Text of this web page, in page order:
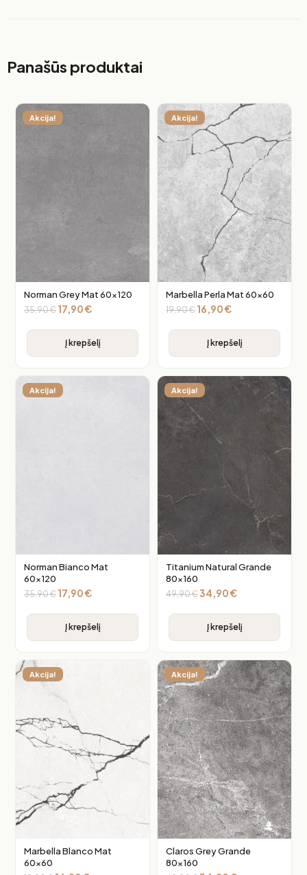
Panašūs produktai
Akcija!
Norman Grey Mat 60×120
35,90€ 17,90€
Į krepšelį
Akcija!
Marbella Perla Mat 60×60
19,90€ 16,90€
Į krepšelį
Akcija!
Norman Bianco Mat
60×120
35,90€ 17,90€
Į krepšelį
Akcija!
Titanium Natural Grande
80×160
49,90€34,90€
Į krepšelį
Akcija!
Marbella Blanco Mat
60×60
Akcija!
Claros Grey Grande
80×160